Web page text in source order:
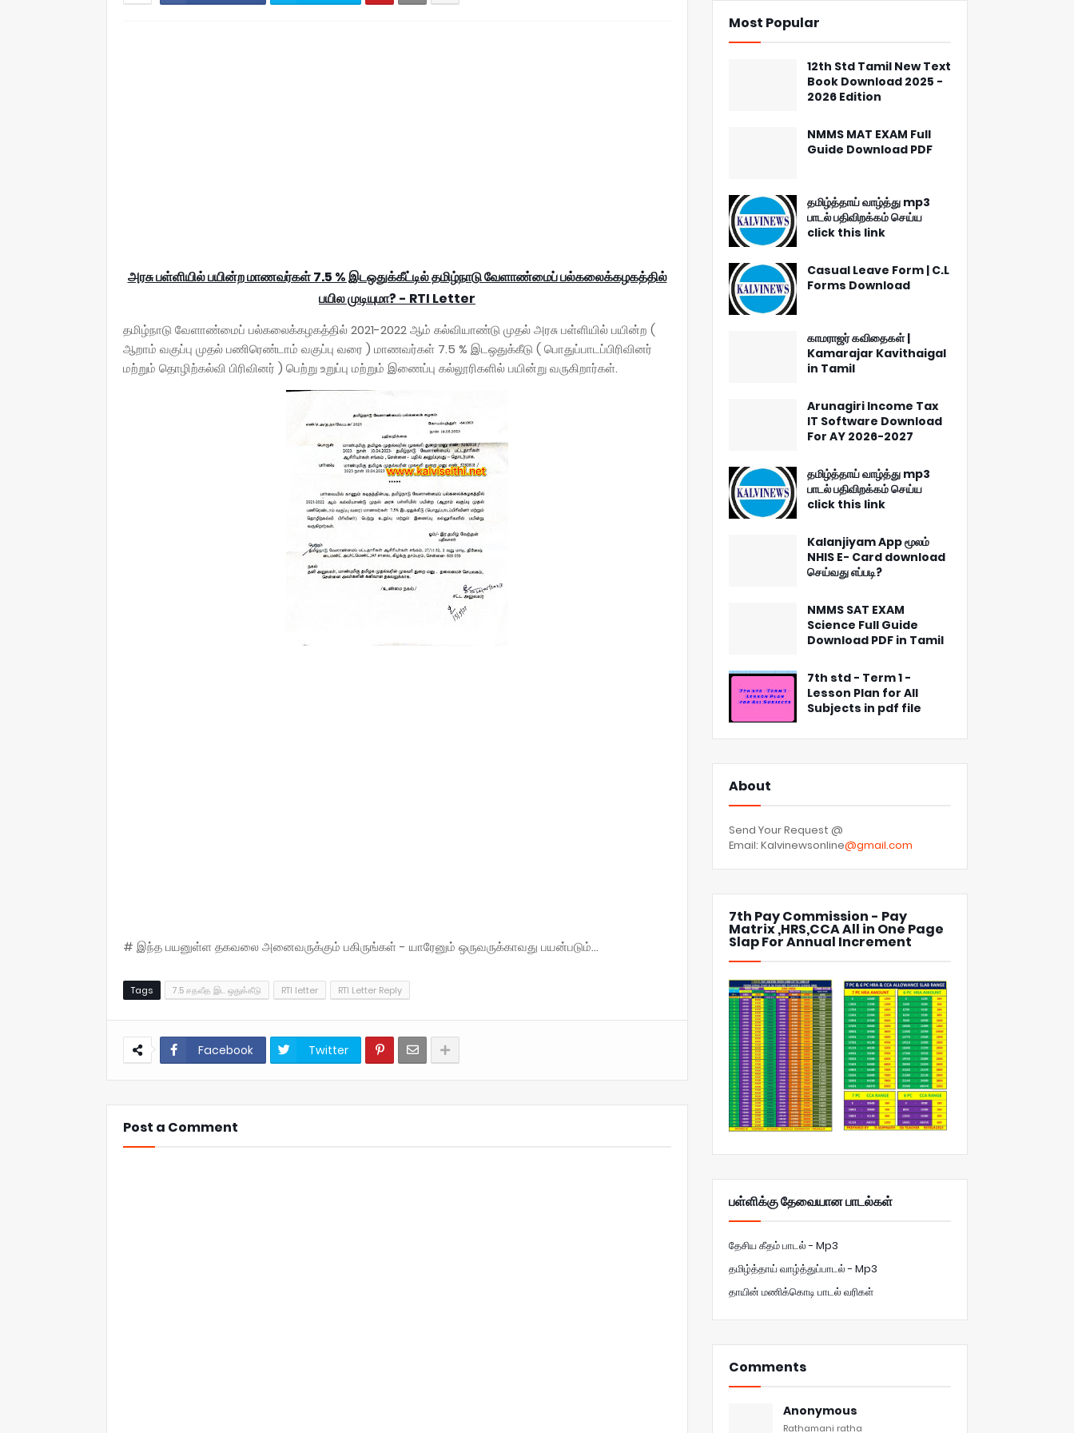
அரசு பள்ளியில் பயின்ற மாணவர்கள் 7.5 % இடஒதுக்கீட்டில் தமிழ்நாடு வேளாண்மைப் பல்கலைக்கழகத்தில்
பயில முடியுமா? - RTI Letter
தமிழ்நாடு வேளாண்மைப் பல்கலைக்கழகத்தில் 2021-2022 ஆம் கல்வியாண்டு முதல் அரசு பள்ளியில் பயின்ற (
ஆறாம் வகுப்பு முதல் பணிரெண்டாம் வகுப்பு வரை ) மாணவர்கள் 7.5 % இடஒதுக்கீடு ( பொதுப்பாடப்பிரிவினர்
மற்றும் தொழிற்கல்வி பிரிவினர் ) பெற்று உறுப்பு மற்றும் இணைப்பு கல்லூரிகளில் பயின்று வருகிறார்கள்.
# இந்த பயனுள்ள தகவலை அனைவருக்கும் பகிருங்கள் - யாரேனும் ஒருவருக்காவது பயன்படும்...
Tags 7.5 சதவீத இட ஒதுக்கீடு RTI letter RTI Letter Reply
Facebook Twitter
Post a Comment
Most Popular
12th Std Tamil New Text
Book Download 2025 -
2026 Edition
NMMS MAT EXAM Full
Guide Download PDF
தமிழ்த்தாய் வாழ்த்து mp3
பாடல் பதிவிறக்கம் செய்ய
click this link
Casual Leave Form | C.L
Forms Download
காமராஜர் கவிதைகள் |
Kamarajar Kavithaigal
in Tamil
Arunagiri Income Tax
IT Software Download
For AY 2026-2027
தமிழ்த்தாய் வாழ்த்து mp3
பாடல் பதிவிறக்கம் செய்ய
click this link
Kalanjiyam App மூலம்
NHIS E- Card download
செய்வது எப்படி?
NMMS SAT EXAM
Science Full Guide
Download PDF in Tamil
7th std - Term 1 -
Lesson Plan for All
Subjects in pdf file
About
Send Your Request @
Email: Kalvinewsonline@gmail.com
7th Pay Commission - Pay
Matrix ,HRS,CCA All in One Page
Slap For Annual Increment
பள்ளிக்கு தேவையான பாடல்கள்
தேசிய கீதம் பாடல் - Mp3
தமிழ்த்தாய் வாழ்த்துப்பாடல் - Mp3
தாயின் மணிக்கொடி பாடல் வரிகள்
Comments
Anonymous
Rathamani ratha